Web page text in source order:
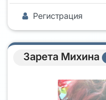
Регистрация
Зарета Михина